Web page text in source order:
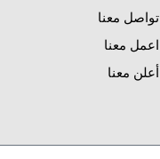
تواصل معنا
اعمل معنا
أعلن معنا